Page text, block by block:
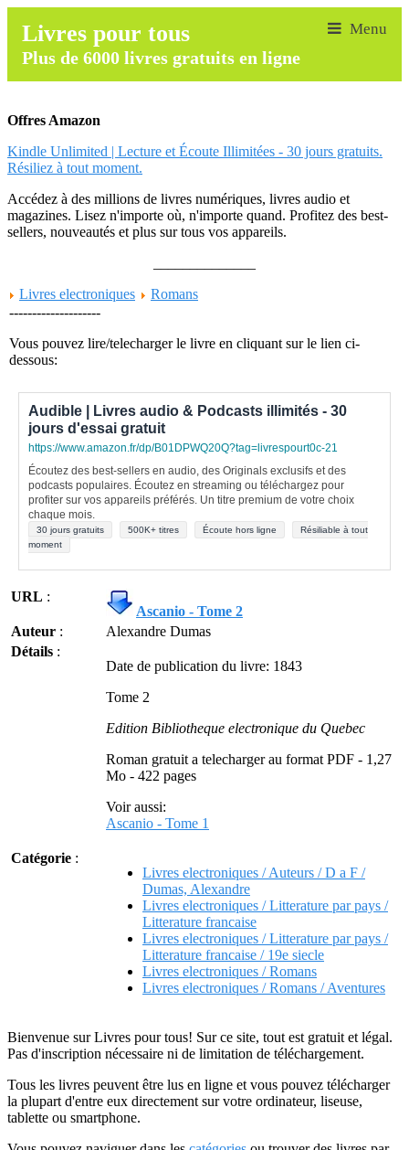
Livres pour tous
Plus de 6000 livres gratuits en ligne
Offres Amazon
Kindle Unlimited | Lecture et Écoute Illimitées - 30 jours gratuits.
Résiliez à tout moment.
Accédez à des millions de livres numériques, livres audio et
magazines. Lisez n'importe où, n'importe quand. Profitez des best-
sellers, nouveautés et plus sur tous vos appareils.
Livres electroniques
Romans
--------------------
Vous pouvez lire/telecharger le livre en cliquant sur le lien ci-
dessous:
Audible | Livres audio & Podcasts illimités - 30
jours d'essai gratuit
https://www.amazon.fr/dp/B01DPWQ20Q?tag=livrespourt0c-21
Écoutez des best-sellers en audio, des Originals exclusifs et des
podcasts populaires. Écoutez en streaming ou téléchargez pour
profiter sur vos appareils préférés. Un titre premium de votre choix
chaque mois.
30 jours gratuits 500K+ titres Écoute hors ligne
Résiliable à tout
moment
URL :
Ascanio - Tome 2
Auteur :
Alexandre Dumas
Détails :
Date de publication du livre: 1843
Tome 2
Edition Bibliotheque electronique du Quebec
Roman gratuit a telecharger au format PDF - 1,27
Mo - 422 pages
Voir aussi:
Ascanio - Tome 1
Catégorie :
Livres electroniques / Auteurs / D a F /
Dumas, Alexandre
Livres electroniques / Litterature par pays /
Litterature francaise
Livres electroniques / Litterature par pays /
Litterature francaise / 19e siecle
Livres electroniques / Romans
Livres electroniques / Romans / Aventures
Bienvenue sur Livres pour tous! Sur ce site, tout est gratuit et légal.
Pas d'inscription nécessaire ni de limitation de téléchargement.
Tous les livres peuvent être lus en ligne et vous pouvez télécharger
la plupart d'entre eux directement sur votre ordinateur, liseuse,
tablette ou smartphone.